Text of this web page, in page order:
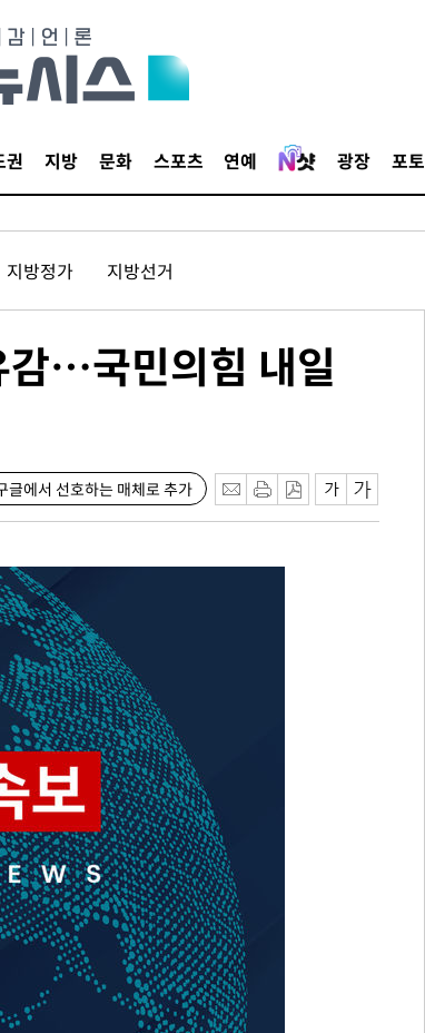
권 지방 문화 스포츠 연예 광장 포토
지방정가 지방선거
…국민의힘 내일
글에서 선호하는 매체로 추가
1
[단독]인천 부평구 아파트서
10대가 40대 친모 살해